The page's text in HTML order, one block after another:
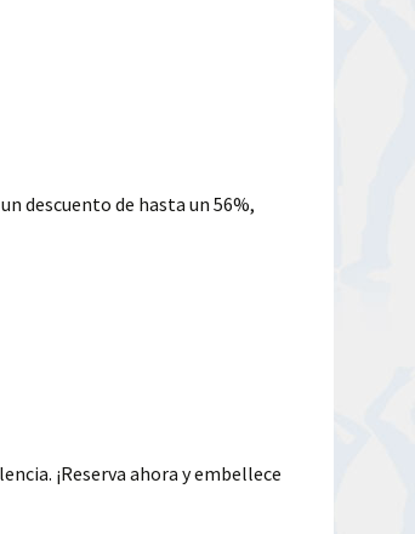
descuento de hasta un 56%,
¡Reserva ahora y embellece